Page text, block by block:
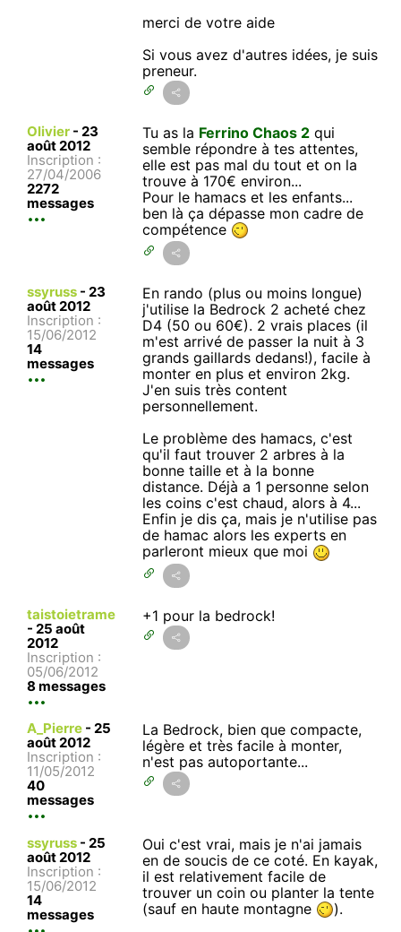
merci de votre aide
Si vous avez d'autres idées, je suis
preneur.
Olivier - 23
août 2012
Inscription :
27/04/2006
2272
messages
Tu as la Ferrino Chaos 2 qui
semble répondre à tes attentes,
elle est pas mal du tout et on la
trouve à 170€ environ...
Pour le hamacs et les enfants...
ben là ça dépasse mon cadre de
compétence
ssyruss - 23
août 2012
Inscription :
15/06/2012
14
messages
En rando (plus ou moins longue)
j'utilise la Bedrock 2 acheté chez
D4 (50 ou 60€). 2 vrais places (il
m'est arrivé de passer la nuit à 3
grands gaillards dedans!), facile à
monter en plus et environ 2kg.
J'en suis très content
personnellement.
Le problème des hamacs, c'est
qu'il faut trouver 2 arbres à la
bonne taille et à la bonne
distance. Déjà a 1 personne selon
les coins c'est chaud, alors à 4...
Enfin je dis ça, mais je n'utilise pas
de hamac alors les experts en
parleront mieux que moi
taistoietrame
- 25 août
2012
Inscription :
05/06/2012
8 messages
+1 pour la bedrock!
A_Pierre - 25
août 2012
Inscription :
11/05/2012
40
messages
La Bedrock, bien que compacte,
légère et très facile à monter,
n'est pas autoportante...
ssyruss - 25
août 2012
Inscription :
15/06/2012
14
messages
Oui c'est vrai, mais je n'ai jamais
en de soucis de ce coté. En kayak,
il est relativement facile de
trouver un coin ou planter la tente
(sauf en haute montagne
).